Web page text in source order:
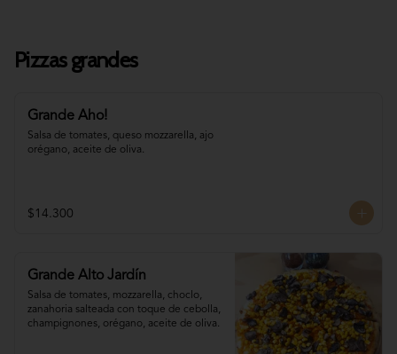
Pizzas grandes
Grande Aho!
Salsa de tomates, queso mozzarella, ajo
orégano, aceite de oliva.
$14.300
Grande Alto Jardín
Salsa de tomates, mozzarella, choclo,
zanahoria salteada con toque de cebolla,
champignones, orégano, aceite de oliva.